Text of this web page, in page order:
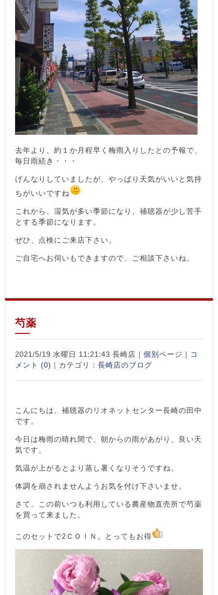
去年より、約１か月程早く梅雨入りしたとの予報で、
毎日雨続き・・・
げんなりしていましたが、やっぱり天気がいいと気持
ちがいいですね
これから、湿気が多い季節になり、補聴器が少し苦手
とする季節になります。
ぜひ、点検にご来店下さい。
ご自宅へお伺いもできますので、ご相談下さいね。
芍薬
2021/5/19 水曜日 11:21:43 長崎店｜ 個別ページ ｜ コ
メント (0) ｜カテゴリ： 長崎店のブログ
こんにちは、補聴器のリオネットセンター長崎の田中
です。
今日は梅雨の晴れ間で、朝からの雨があがり、良い天
気です。
気温が上がるとより蒸し暑くなりそうですね。
体調を崩されませんようお気を付け下さいませ。
さて、この前いつも利用している農産物直売所で芍薬
を買って来ました。
このセットで2ＣＯＩＮ。とってもお得